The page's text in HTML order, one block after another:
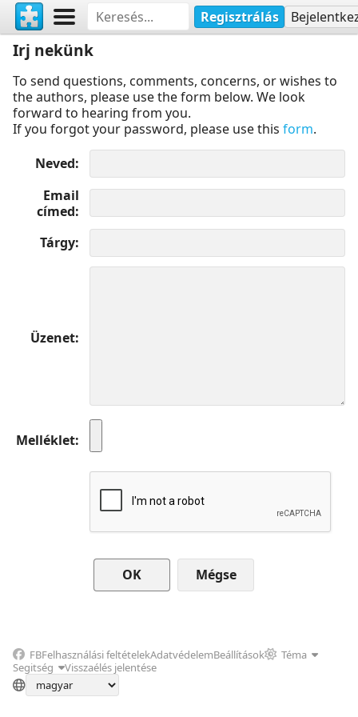
Regisztrálás
Irj nekünk
To send questions, comments, concerns, or wishes to
the authors, please use the form below. We look
forward to hearing from you.
If you forgot your password, please use this form.
Neved
Email
címed
Tárgy
Üzenet
Melléklet
Mégse
FBFelhasználási feltételekAdatvédelemBeállítások
Téma
Segitség
Visszaélés jelentése